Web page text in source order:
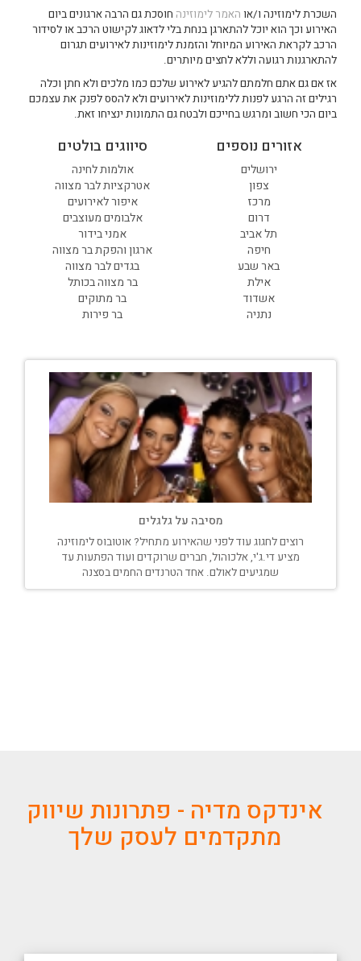
השכרת לימוזינה ו/או האמר לימוזינה חוסכת גם הרבה ארגונים ביום
האירוע וכך הוא יוכל להתארגן בנחת בלי לדאוג לקישוט הרכב או לסידור
הרכב לקראת האירוע המיוחל והזמנת לימוזינות לאירועים תגרום
להתארגנות רגועה וללא לחצים מיותרים.
אז אם גם אתם חלמתם להגיע לאירוע שלכם כמו מלכים ולא חתן וכלה
רגילים זה הרגע לפנות ללימוזינות לאירועים ולא להסס לפנק את עצמכם
ביום הכי חשוב ומרגש בחייכם ולבטח גם התמונות ינציחו זאת.
סיווגים בולטים
אולמות לחינה
אטרקציות לבר מצווה
איפור לאירועים
אלבומים מעוצבים
אמני בידור
ארגון והפקת בר מצווה
בגדים לבר מצווה
בר מצווה בכותל
בר מתוקים
בר פירות
אזורים נוספים
ירושלים
צפון
מרכז
דרום
תל אביב
חיפה
באר שבע
אילת
אשדוד
נתניה
מסיבה על גלגלים
רוצים לחגוג עוד לפני שהאירוע מתחיל? אוטובוס לימוזינה
מציע די.ג'י, אלכוהול, חברים שרוקדים ועוד הפתעות עד
שמגיעים לאולם. אחד הטרנדים החמים בסצנה
אינדקס מדיה - פתרונות שיווק
מתקדמים לעסק שלך